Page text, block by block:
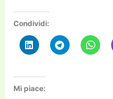
Condividi:
Mi piace: